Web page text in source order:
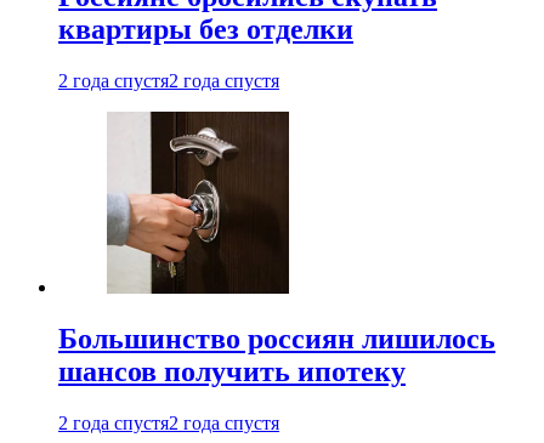
квартиры без отделки
2 года спустя2 года спустя
Большинство россиян лишилось
шансов получить ипотеку
2 года спустя2 года спустя